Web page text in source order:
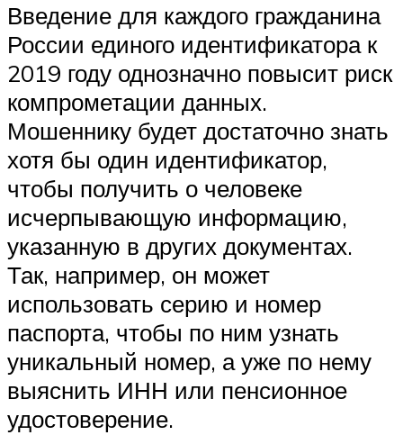
Введение для каждого гражданина
России единого идентификатора к
2019 году однозначно повысит риск
компрометации данных.
Мошеннику будет достаточно знать
хотя бы один идентификатор,
чтобы получить о человеке
исчерпывающую информацию,
указанную в других документах.
Так, например, он может
использовать серию и номер
паспорта, чтобы по ним узнать
уникальный номер, а уже по нему
выяснить ИНН или пенсионное
удостоверение.